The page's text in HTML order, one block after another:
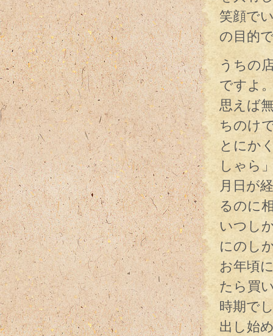
笑顔で
の目的
うちの
ですよ
思えば
ちのけ
とにか
しゃら
月日が
るのに
いつし
にのし
お年頃
たら買
時期で
出し始